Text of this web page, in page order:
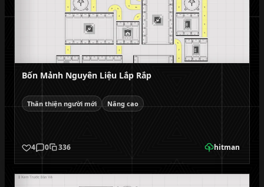
Bốn Mảnh Nguyên Liệu Lắp Rắp
Thân thiện người mới Nâng cao
4 0 336 hitman